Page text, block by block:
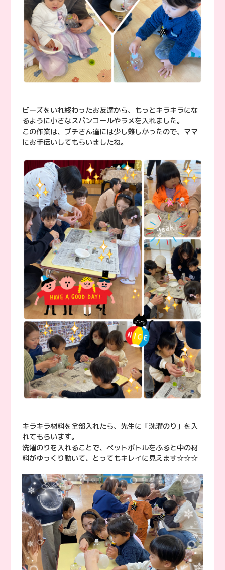
ビーズをいれ終わったお友達から、もっとキラキラにな
るように小さなスパンコールやラメを入れました。
この作業は、プチさん達には少し難しかったので、ママ
にお手伝いしてもらいましたね。
キラキラ材料を全部入れたら、先生に「洗濯のり」を入
れてもらいます。
洗濯のりを入れることで、ペットボトルをふると中の材
料がゆっくり動いて、とってもキレイに見えます☆☆☆